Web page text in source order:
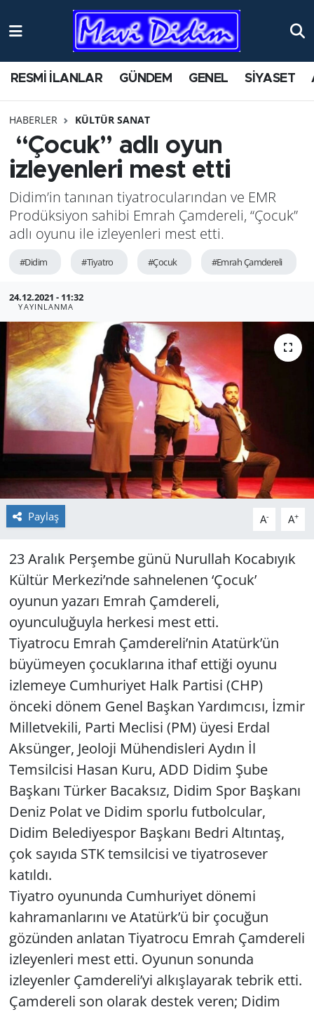
RESMİ İLANLAR GÜNDEM GENEL SİYASET
HABERLER KÜLTÜR SANAT
“Çocuk” adlı oyun
izleyenleri mest etti
Didim’in tanınan tiyatrocularından ve EMR
Prodüksiyon sahibi Emrah Çamdereli, “Çocuk”
adlı oyunu ile izleyenleri mest etti.
#Didim #Tiyatro #Çocuk #Emrah Çamdereli
24.12.2021 - 11:32
YAYINLANMA
Paylaş A- A+
23 Aralık Perşembe günü Nurullah Kocabıyık
Kültür Merkezi’nde sahnelenen ‘Çocuk’
oyunun yazarı Emrah Çamdereli,
oyunculuğuyla herkesi mest etti.
Tiyatrocu Emrah Çamdereli’nin Atatürk’ün
büyümeyen çocuklarına ithaf ettiği oyunu
izlemeye Cumhuriyet Halk Partisi (CHP)
önceki dönem Genel Başkan Yardımcısı, İzmir
Milletvekili, Parti Meclisi (PM) üyesi Erdal
Aksünger, Jeoloji Mühendisleri Aydın İl
Temsilcisi Hasan Kuru, ADD Didim Şube
Başkanı Türker Bacaksız, Didim Spor Başkanı
Deniz Polat ve Didim sporlu futbolcular,
Didim Belediyespor Başkanı Bedri Altıntaş,
çok sayıda STK temsilcisi ve tiyatrosever
katıldı.
Tiyatro oyununda Cumhuriyet dönemi
kahramanlarını ve Atatürk’ü bir çocuğun
gözünden anlatan Tiyatrocu Emrah Çamdereli
izleyenleri mest etti. Oyunun sonunda
izleyenler Çamdereli’yi alkışlayarak tebrik etti.
Çamdereli son olarak destek veren; Didim
ANTİK YERLER
AYDIN
BİLİM VE TEKNOLOJİ
ÇEVRE
EĞİTİM
EKONOMİ
GENEL
GÜNDEM
HABERDE İNSAN
KÜLTÜR SANAT
MAGAZİN
POLİTİKA
RESMİ İLANLAR
SAĞLIK
SİYASET
SPOR
Yerel
Nöbetçi Eczaneler
Namaz Vakitleri
Trafik Durumu
Süper Lig Puan Durumu ve Fikstür
Tüm Manşetler
Son Dakika Haberleri
Haber Arşivi